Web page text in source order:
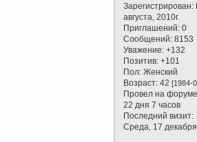
Зарегистрирован:
августа, 2010г.
Приглашений: 0
Сообщений: 8153
Уважение: +132
Позитив: +101
Пол: Женский
Возраст: 42[1984-
Провел на
22 дня 7 часов
Последний визит:
Среда, 17